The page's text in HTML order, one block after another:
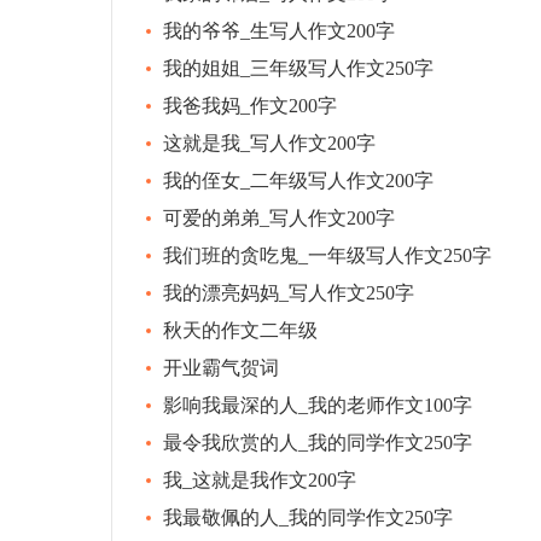
我的爷爷_生写人作文200字
我的姐姐_三年级写人作文250字
我爸我妈_作文200字
这就是我_写人作文200字
我的侄女_二年级写人作文200字
可爱的弟弟_写人作文200字
我们班的贪吃鬼_一年级写人作文250字
我的漂亮妈妈_写人作文250字
秋天的作文二年级
开业霸气贺词
影响我最深的人_我的老师作文100字
最令我欣赏的人_我的同学作文250字
我_这就是我作文200字
我最敬佩的人_我的同学作文250字